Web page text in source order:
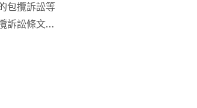
包攬訴訟等
訴訟條文中